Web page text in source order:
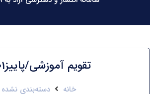
تقویم آموزشی/پاییز1401
خانه دسته‌بندی نشده